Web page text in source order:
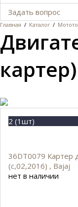
Задать вопрос
Главная / Каталог /
2 (1шт)
36DT0079 Картер
(с,02,2016) , Bajaj
нет в наличии